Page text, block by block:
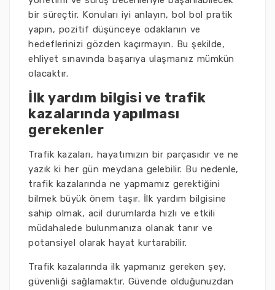
bir süreçtir. Konuları iyi anlayın, bol bol pratik
yapın, pozitif düşünceye odaklanın ve
hedeflerinizi gözden kaçırmayın. Bu şekilde,
ehliyet sınavında başarıya ulaşmanız mümkün
olacaktır.
İlk yardım bilgisi ve trafik
kazalarında yapılması
gerekenler
Trafik kazaları, hayatımızın bir parçasıdır ve ne
yazık ki her gün meydana gelebilir. Bu nedenle,
trafik kazalarında ne yapmamız gerektiğini
bilmek büyük önem taşır. İlk yardım bilgisine
sahip olmak, acil durumlarda hızlı ve etkili
müdahalede bulunmanıza olanak tanır ve
potansiyel olarak hayat kurtarabilir.
Trafik kazalarında ilk yapmanız gereken şey,
güvenliği sağlamaktır. Güvende olduğunuzdan